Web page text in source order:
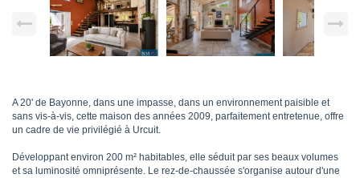
A 20' de Bayonne, dans une impasse, dans un environnement paisible et
sans vis-à-vis, cette maison des années 2009, parfaitement entretenue, offre
un cadre de vie privilégié à Urcuit.
Développant environ 200 m² habitables, elle séduit par ses beaux volumes
et sa luminosité omniprésente. Le rez-de-chaussée s'organise autour d'une